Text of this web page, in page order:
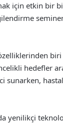
için etkin bir
biri
hedefler
yenilikçi